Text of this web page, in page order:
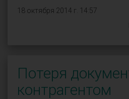
18 октября 2014 г. 14:57
Потеря
контрагентом